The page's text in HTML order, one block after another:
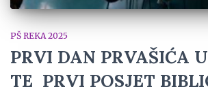
PŠ REKA 2025
PRVI DAN PRVAŠIĆA
TE PRVI POSJET